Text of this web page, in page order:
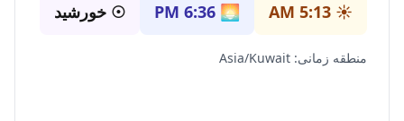
☀️
5:13 AM
🌅
6:36 PM
☉ خورشید
منطقه زمانی:
Asia/Kuwait